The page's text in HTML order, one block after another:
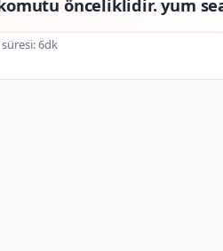
önceliklidir. yum
6dk